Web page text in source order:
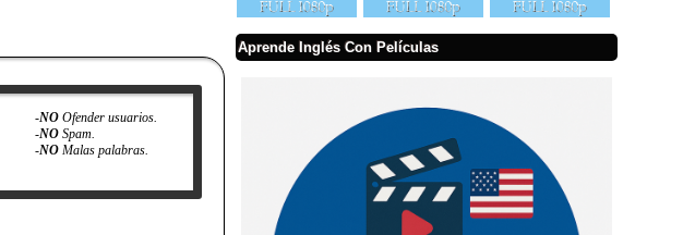
-NOOfender usuarios.
-NOSpam.
-NOMalas palabras.
Aprende Inglés Con Películas